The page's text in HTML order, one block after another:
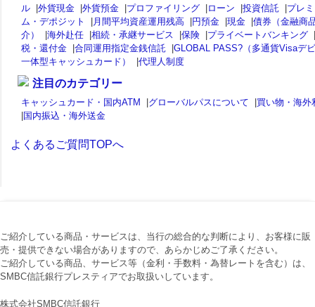
ル |外貨現金 |外貨預金 |プロファイリング |ローン |投資信託 |プレ
ム・デポジット
| 月間平均資産運用残高 |円預金 |現金 |債券（金融商
介）
|海外赴任 |相続・承継サービス |保険 |プライベートバンキング |
税・還付金 |合同運用指定金銭信託 |GLOBAL PASS?（多通貨Visaデ
一体型キャッシュカード）
|代理人制度
注目のカテゴリー
キャッシュカード・国内ATM |グローバルパスについて |買い物・海外
|国内振込・海外送金
よくあるご質問TOPへ
ご紹介している商品・サービスは、当行の総合的な判断により、お客様に販
売・提供できない場合がありますので、あらかじめご了承ください。
ご紹介している商品、サービス等（金利・手数料・為替レートを含む）は、
SMBC信託銀行プレスティアでお取扱いしています。
株式会社SMBC信託銀行